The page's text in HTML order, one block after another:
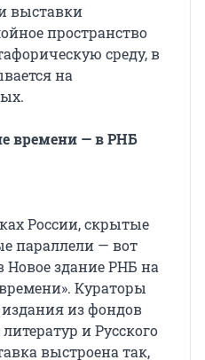
выставки
пространство
среду, в
на
времени — в РНБ
России, скрытые
параллели — вот
Новое здание РНБ на
Кураторы
из фондов
и Русского
выстроена так,